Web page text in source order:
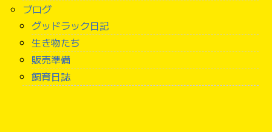
ブログ
グッドラック日記
生き物たち
販売準備
飼育日誌